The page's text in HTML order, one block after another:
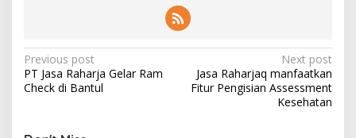
Post
navigation
Previous post
PT Jasa Raharja Gelar Ram
Check di Bantul
Next post
Jasa Raharjaq manfaatkan
Fitur Pengisian Assessment
Kesehatan